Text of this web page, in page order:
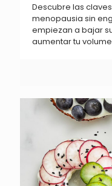
Descubre las
menopausia sin
empiezan a bajar
aumentar tu